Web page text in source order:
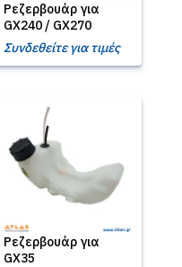
Ρεζερβουάρ για
GX240 / GX270
Συνδεθείτε για τιμές
Ρεζερβουάρ για
GX35